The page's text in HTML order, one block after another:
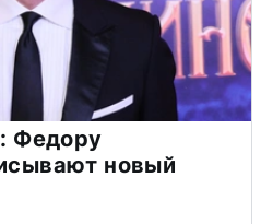
Федору
новый